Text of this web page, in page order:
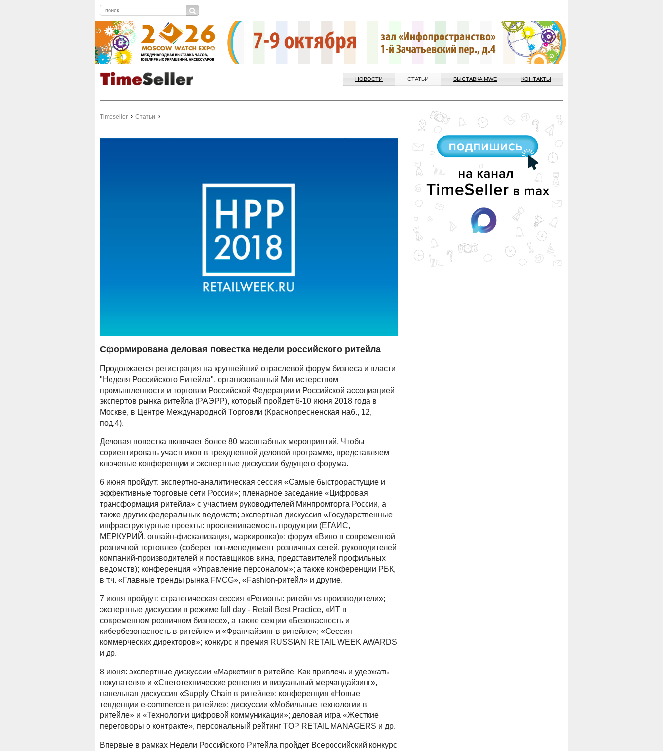
НОВОСТИ СТАТЬИ ВЫСТАВКА MWE КОНТАКТЫ
Timeseller Статьи
Сформирована деловая повестка недели российского ритейла
Продолжается регистрация на крупнейший отраслевой форум бизнеса и власти
"Неделя Российского Ритейла", организованный Министерством
промышленности и торговли Российской Федерации и Российской ассоциацией
экспертов рынка ритейла (РАЭРР), который пройдет 6-10 июня 2018 года в
Москве, в Центре Международной Торговли (Краснопресненская наб., 12,
под.4).
Деловая повестка включает более 80 масштабных мероприятий. Чтобы
сориентировать участников в трехдневной деловой программе, представляем
ключевые конференции и экспертные дискуссии будущего форума.
6 июня пройдут: экспертно-аналитическая сессия «Самые быстрорастущие и
эффективные торговые сети России»; пленарное заседание «Цифровая
трансформация ритейла» с участием руководителей Минпромторга России, а
также других федеральных ведомств; экспертная дискуссия «Государственные
инфраструктурные проекты: прослеживаемость продукции (ЕГАИС,
МЕРКУРИЙ, онлайн-фискализация, маркировка)»; форум «Вино в современной
розничной торговле» (соберет топ-менеджмент розничных сетей, руководителей
компаний-производителей и поставщиков вина, представителей профильных
ведомств); конференция «Управление персоналом»; а также конференции РБК,
в т.ч. «Главные тренды рынка FMCG», «Fashion-ритейл» и другие.
7 июня пройдут: стратегическая сессия «Регионы: ритейл vs производители»;
экспертные дискуссии в режиме full day - Retail Best Practice, «ИТ в
современном розничном бизнесе», а также секции «Безопасность и
кибербезопасность в ритейле» и «Франчайзинг в ритейле»; «Сессия
коммерческих директоров»; конкурс и премия RUSSIAN RETAIL WEEK AWARDS
и др.
8 июня: экспертные дискуссии «Маркетинг в ритейле. Как привлечь и удержать
покупателя» и «Светотехнические решения и визуальный мерчандайзинг»,
панельная дискуссия «Supply Chain в ритейле»; конференция «Новые
тенденции e-commerce в ритейле»; дискуссии «Мобильные технологии в
ритейле» и «Технологии цифровой коммуникации»; деловая игра «Жесткие
переговоры о контракте», персональный рейтинг TOP RETAIL MANAGERS и др.
Впервые в рамках Недели Российского Ритейла пройдет Всероссийский конкурс